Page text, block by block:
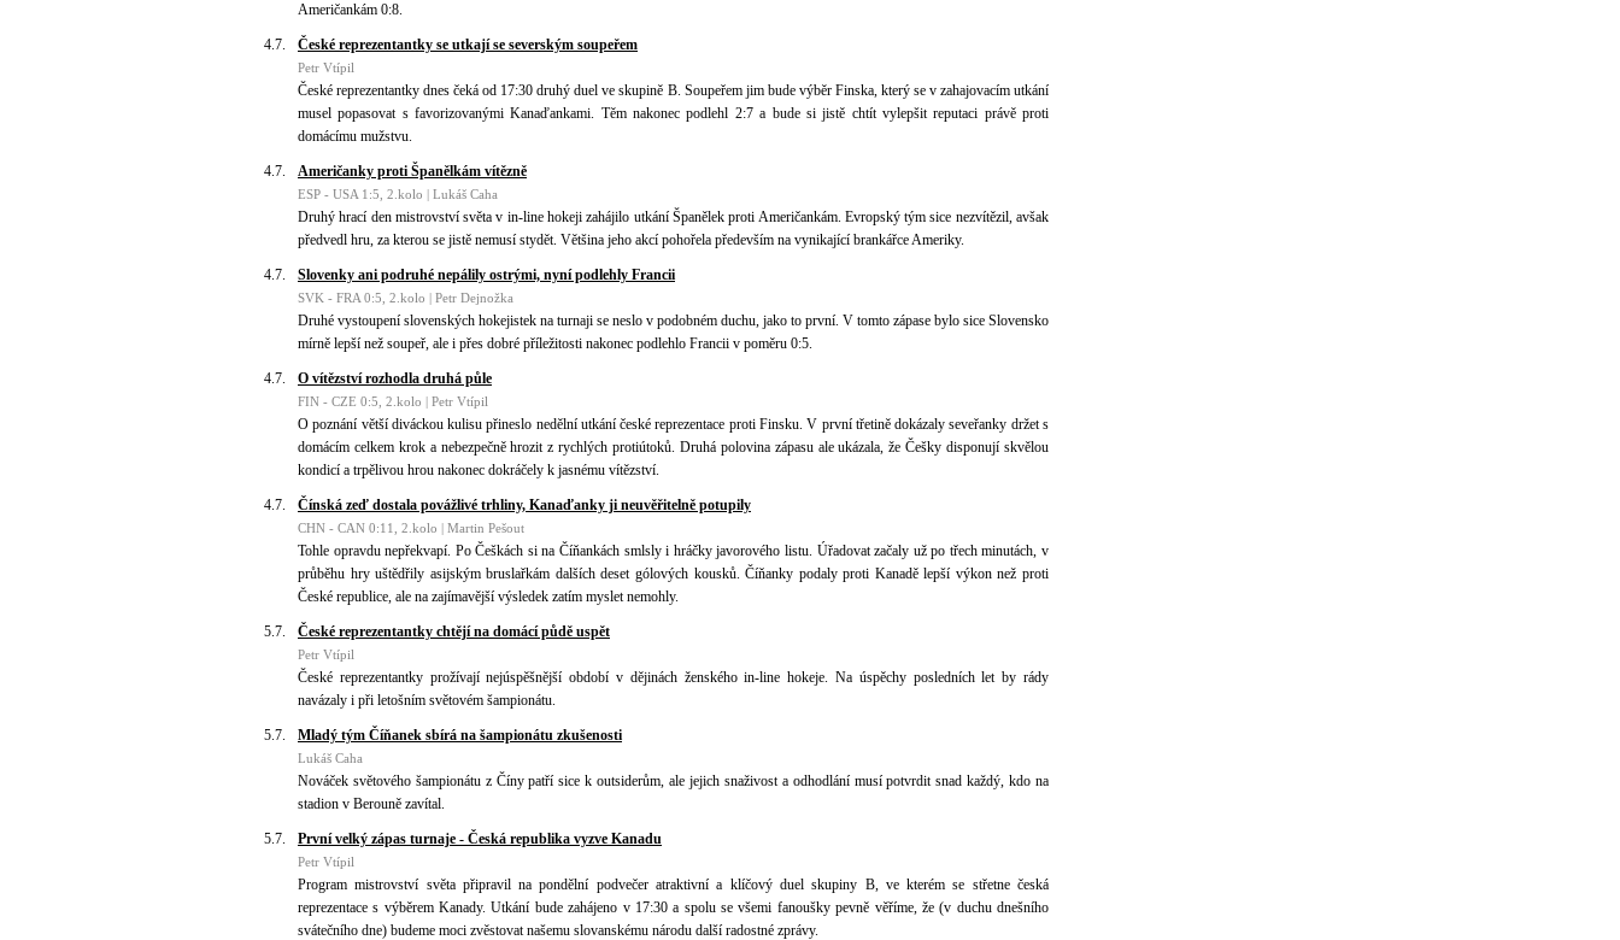
Američankám 0:8.
4.7. České reprezentantky se utkají se severským soupeřem
Petr Vtípil
České reprezentantky dnes čeká od 17:30 druhý duel ve skupině B. Soupeřem jim bude výběr Finska, který se v zahajovacím utkání
musel popasovat s favorizovanými Kanaďankami. Těm nakonec podlehl 2:7 a bude si jistě chtít vylepšit reputaci právě proti
domácímu mužstvu.
4.7. Američanky proti Španělkám vítězně
ESP - USA 1:5, 2.kolo | Lukáš Caha
Druhý hrací den mistrovství světa v in-line hokeji zahájilo utkání Španělek proti Američankám. Evropský tým sice nezvítězil, avšak
předvedl hru, za kterou se jistě nemusí stydět. Většina jeho akcí pohořela především na vynikající brankářce Ameriky.
4.7. Slovenky ani podruhé nepálily ostrými, nyní podlehly Francii
SVK - FRA 0:5, 2.kolo | Petr Dejnožka
Druhé vystoupení slovenských hokejistek na turnaji se neslo v podobném duchu, jako to první. V tomto zápase bylo sice Slovensko
mírně lepší než soupeř, ale i přes dobré příležitosti nakonec podlehlo Francii v poměru 0:5.
4.7. O vítězství rozhodla druhá půle
FIN - CZE 0:5, 2.kolo | Petr Vtípil
O poznání větší diváckou kulisu přineslo nedělní utkání české reprezentace proti Finsku. V první třetině dokázaly seveřanky držet s
domácím celkem krok a nebezpečně hrozit z rychlých protiútoků. Druhá polovina zápasu ale ukázala, že Češky disponují skvělou
kondicí a trpělivou hrou nakonec dokráčely k jasnému vítězství.
4.7. Čínská zeď dostala povážlivé trhliny, Kanaďanky ji neuvěřitelně potupily
CHN - CAN 0:11, 2.kolo | Martin Pešout
Tohle opravdu nepřekvapí. Po Češkách si na Číňankách smlsly i hráčky javorového listu. Úřadovat začaly už po třech minutách, v
průběhu hry uštědřily asijským bruslařkám dalších deset gólových kousků. Číňanky podaly proti Kanadě lepší výkon než proti
České republice, ale na zajímavější výsledek zatím myslet nemohly.
5.7. České reprezentantky chtějí na domácí půdě uspět
Petr Vtípil
České reprezentantky prožívají nejúspěšnější období v dějinách ženského in-line hokeje. Na úspěchy posledních let by rády
navázaly i při letošním světovém šampionátu.
5.7. Mladý tým Číňanek sbírá na šampionátu zkušenosti
Lukáš Caha
Nováček světového šampionátu z Číny patří sice k outsiderům, ale jejich snaživost a odhodlání musí potvrdit snad každý, kdo na
stadion v Berouně zavítal.
5.7. První velký zápas turnaje - Česká republika vyzve Kanadu
Petr Vtípil
Program mistrovství světa připravil na pondělní podvečer atraktivní a klíčový duel skupiny B, ve kterém se střetne česká
reprezentace s výběrem Kanady. Utkání bude zahájeno v 17:30 a spolu se všemi fanoušky pevně věříme, že (v duchu dnešního
svátečního dne) budeme moci zvěstovat našemu slovanskému národu další radostné zprávy.